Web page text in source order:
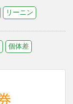
リーニン
個体差